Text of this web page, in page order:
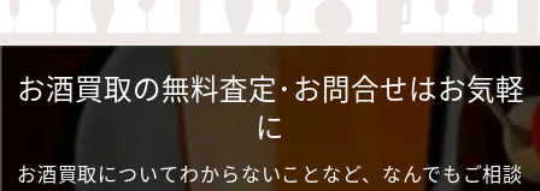
お酒買取の無料査定･お問合せはお気軽
に
お酒買取についてわからないことなど、なんでもご相談